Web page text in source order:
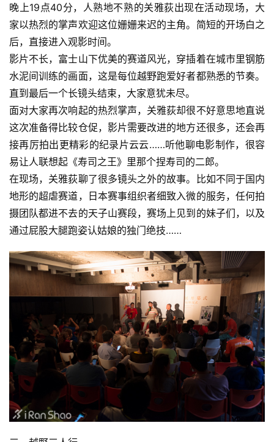
晚上19点40分，人熟地不熟的关雅荻出现在活动现场，大
家以热烈的掌声欢迎这位姗姗来迟的主角。简短的开场白之
后，直接进入观影时间。
影片不长，富士山下优美的赛道风光，穿插着在城市里钢筋
水泥间训练的画面，这是每位越野跑爱好者都熟悉的节奏。
直到最后一个长镜头结束，大家意犹未尽。
面对大家再次响起的热烈掌声，关雅荻却很不好意思地直说
这次准备得比较仓促，影片需要改进的地方还很多，还会再
接再厉拍出更精彩的纪录片云云……听他聊电影制作，很容
易让人联想起《寿司之王》里那个捏寿司的二郎。
在现场，关雅荻聊了很多镜头之外的故事。比如不同于国内
地形的超虐赛道，日本赛事组织者细致入微的服务，任何拍
摄团队都进不去的天子山赛段，赛场上见到的妹子们，以及
通过屁股大腿跑姿认姑娘的独门绝技……